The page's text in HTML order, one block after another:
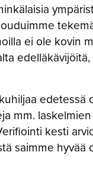
ei ole kovin
edetessä
mm.
kesti
saimme hyvää